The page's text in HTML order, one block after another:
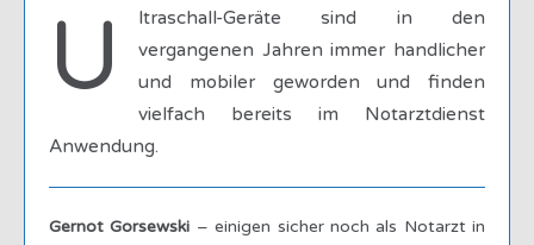
U
ltraschall-Geräte sind in den
vergangenen Jahren immer handlicher
und mobiler geworden und finden
vielfach bereits im Notarztdienst
Anwendung.
Gernot Gorsewski – einigen sicher noch als Notarzt in